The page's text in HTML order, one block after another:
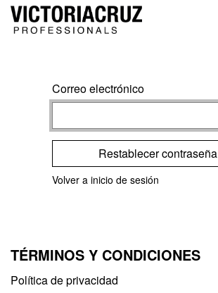
Ir al contenido
Correo electrónico
Restablecer contraseña
Volver a inicio de sesión
TÉRMINOS Y CONDICIONES
Política de privacidad​